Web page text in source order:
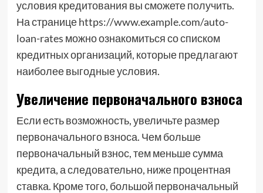
условия кредитования вы сможете получить.
На странице https://www.example.com/auto-
loan-rates можно ознакомиться со списком
кредитных организаций, которые предлагают
наиболее выгодные условия.
Увеличение первоначального взноса
Если есть возможность, увеличьте размер
первоначального взноса. Чем больше
первоначальный взнос, тем меньше сумма
кредита, а следовательно, ниже процентная
ставка. Кроме того, большой первоначальный